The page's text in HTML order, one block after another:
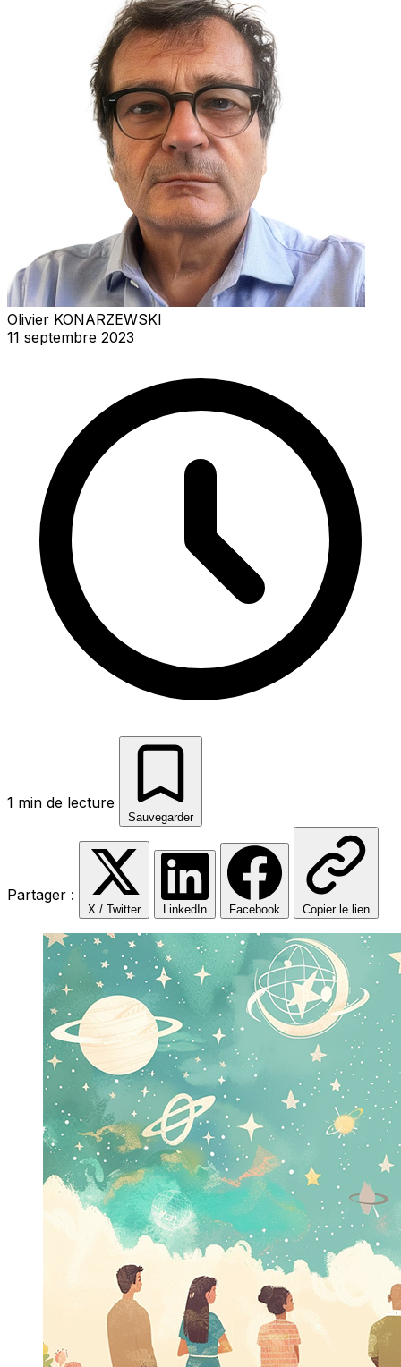
Olivier KONARZEWSKI
11 septembre 2023
1 min de lecture
Sauvegarder
Partager :
X / Twitter LinkedIn Facebook Copier le lien